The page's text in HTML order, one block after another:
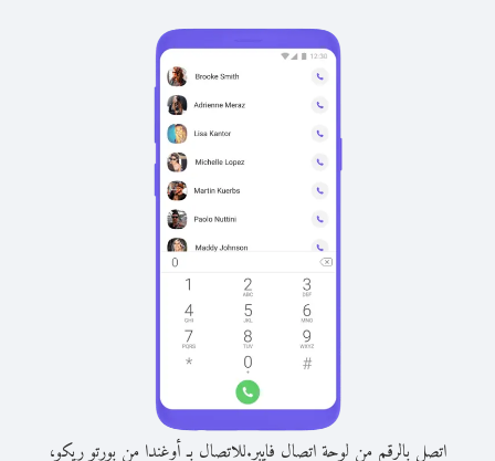
اتصل بالرقم من لوحة اتصال فايبر.للاتصال بـ أوغندا من بورتو ريكو،